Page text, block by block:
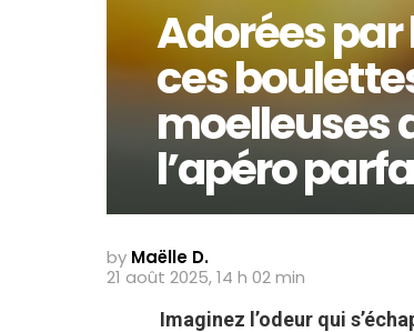
Adorées
ces
moelleuses
l’apéro
by Maëlle D.
21 août 2025, 14 h 02 min
Imaginez l’odeur qui